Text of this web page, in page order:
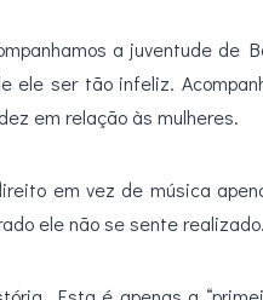
a juventude de
ele ser tão infeliz.
em relação às mulheres.
em vez de música
ele não se sente realizado.